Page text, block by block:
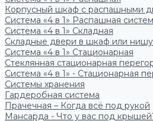
Корпусный шкаф с распашными
Система «4 в 1» Распашная
Система «4 в 1» Складная
Складные двери в шкаф или нишу
Система «4 в 1» Стационарная
Стеклянная стационарная
Система «4 в 1» - Стационарная
Системы хранения
Гардеробная система
Прачечная – Когда всё под рукой
Мансарда - Что у вас под